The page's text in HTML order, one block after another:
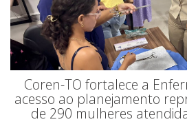
Coren-TO fortalece a
acesso ao planejamento
de 290 mulheres